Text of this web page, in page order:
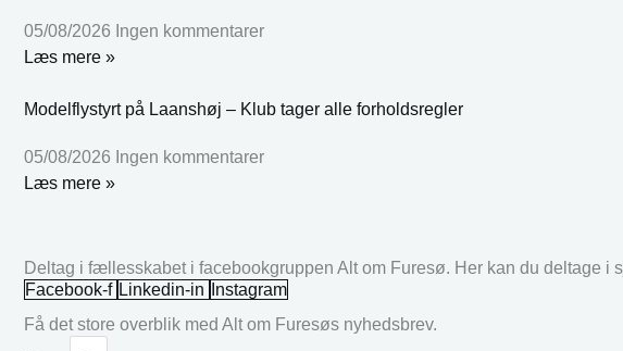
05/08/2026 Ingen kommentarer
Læs mere »
Modelflystyrt på Laanshøj – Klub tager alle forholdsregler
05/08/2026 Ingen kommentarer
Læs mere »
Deltag i fællesskabet i facebookgruppen Alt om Furesø. Her kan du deltage
Facebook-f Linkedin-in
Instagram
Få det store overblik med Alt om Furesøs nyhedsbrev.